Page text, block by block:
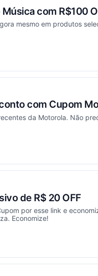
com R$100
mesmo em produtos
com Cupom
da Motorola. Não
de R$ 20 OFF
por esse link e
Economize!